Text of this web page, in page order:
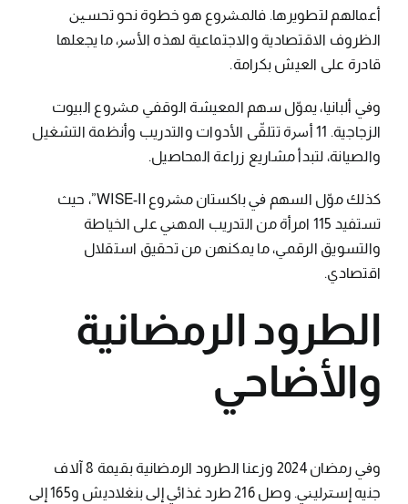
أﻋﻤﺎﻟﻬﻢ ﻟﺘﻄﻮﻳﺮﻫﺎ. ﻓﺎﻟﻤﴩوع ﻫﻮ ﺧﻄﻮة ﻧﺤﻮ ﺗﺤﺴﲔ
اﻟﻈﺮوف اﻻﻗﺘﺼﺎدﻳﺔ واﻻﺟﺘﻤﺎﻋﻴﺔ ﻟﻬﺬه اﻷﴎ، ﻣﺎ ﻳﺠﻌﻠﻬﺎ
ﻗﺎدرة ﻋﻠﻰ اﻟﻌﻴﺶ ﺑﻜﺮاﻣﺔ.
وﰲ أﻟﺒﺎﻧﻴﺎ، ﻳﻤﻮّل ﺳﻬﻢ اﻟﻤﻌﻴﺸﺔ اﻟﻮﻗﻔﻲ ﻣﴩوع اﻟﺒﻴﻮت
اﻟﺰﺟﺎﺟﻴﺔ. 11 أﴎة ﺗﺘﻠﻘّﻰ اﻷدوات واﻟﺘﺪرﻳﺐ وأﻧﻈﻤﺔ اﻟﺘﺸﻐﻴﻞ
واﻟﺼﻴﺎﻧﺔ، ﻟﺘﺒﺪأ ﻣﺸﺎرﻳﻊ زراﻋﺔ اﻟﻤﺤﺎﺻﻴﻞ.
ﻛﺬﻟﻚ ﻣﻮّل اﻟﺴﻬﻢ ﰲ ﺑﺎﻛﺴﺘﺎن ﻣﴩوع WISE-II”، ﺣﻴﺚ
ﺗﺴﺘﻔﻴﺪ 115 اﻣﺮأة ﻣﻦ اﻟﺘﺪرﻳﺐ اﻟﻤﻬﲏ ﻋﻠﻰ اﻟﺨﻴﺎﻃﺔ
واﻟﺘﺴﻮﻳﻖ اﻟﺮﻗﻤﻲ، ﻣﺎ ﻳﻤﻜﻨﻬﻦ ﻣﻦ ﺗﺤﻘﻴﻖ اﺳﺘﻘﻼل
اﻗﺘﺼﺎدي.
اﻟﻄﺮود اﻟﺮﻣﻀﺎﻧﻴﺔ
واﻷﺿﺎﺣﻲ
وﰲ رﻣﻀﺎن 2024 وزﻋﻨﺎ اﻟﻄﺮود اﻟﺮﻣﻀﺎﻧﻴﺔ ﺑﻘﻴﻤﺔ 8 آﻻف
ﺟﻨﻴﻪ إﺳﱰﻟﻴﲏ. وﺻﻞ 216 ﻃﺮد ﻏﺬاﰄ إﱃ ﺑﻨﻐﻼدﻳﺶ و165 إﱃ